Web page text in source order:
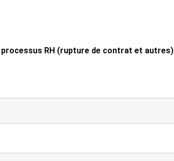
processus RH (rupture de contrat et autres)